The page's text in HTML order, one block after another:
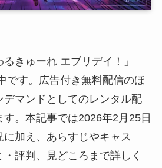
きゅーれ エブリデイ！」
です。広告付き無料配信のほ
デマンドとしてのレンタル配
。本記事では2026年2月25日
加え、あらすじやキャス
・評判、見どころまで詳しく